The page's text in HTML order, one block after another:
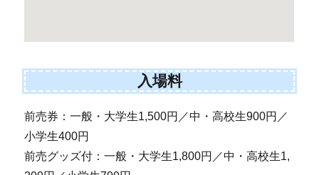
入場料
前売券：一般・大学生1,500円／中・高校生900円／
小学生400円
前売グッズ付：一般・大学生1,800円／中・高校生1,